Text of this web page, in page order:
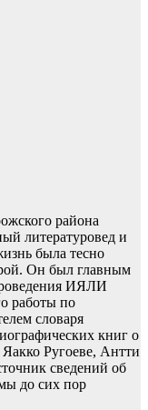
района
литературовед и
была тесно
Он был главным
ИЯЛИ
работы по
словаря
книг о
Ругоеве, Антти
сведений об
до сих пор